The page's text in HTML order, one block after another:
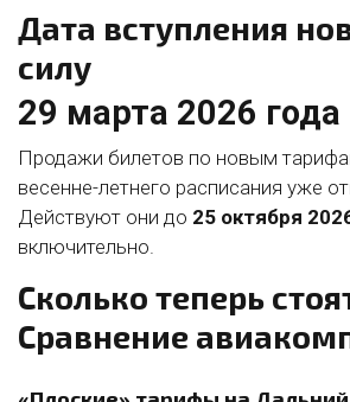
Дата вступления
силу
29 марта 2026 года
Продажи билетов по новым
весенне-летнего расписания уже
Действуют они до 25 октября
включительно.
Сколько теперь
Сравнение